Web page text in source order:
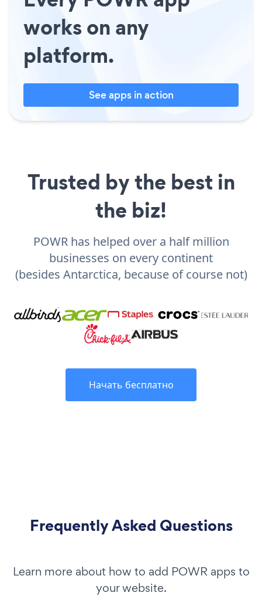
works on any
platform.
See apps in action
Trusted by the best in
the biz!
POWR has helped over a half million
businesses on every continent
(besides Antarctica, because of course not)
Начать бесплатно
Frequently Asked Questions
Learn more about how to add POWR apps to
your website.